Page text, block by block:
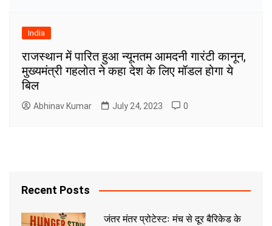
India
राजस्थान में पारित हुआ न्यूनतम आमदनी गारंटी कानून,
मुख्यमंत्री गहलोत ने कहा देश के लिए मॉडल होगा ये
बिल
Abhinav Kumar July 24, 2023 0
Recent Posts
जंतर मंतर प्रोटेस्टः मंच से दूर बैरिकेड के